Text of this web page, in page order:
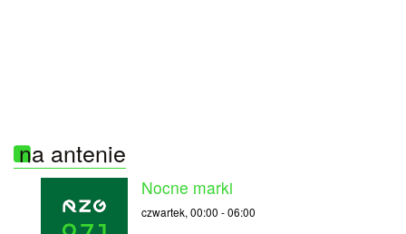
na antenie
Nocne marki
czwartek, 00:00 -06:00